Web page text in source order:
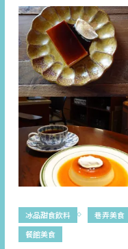
冰品甜食飲料 巷弄美食
餐館美食